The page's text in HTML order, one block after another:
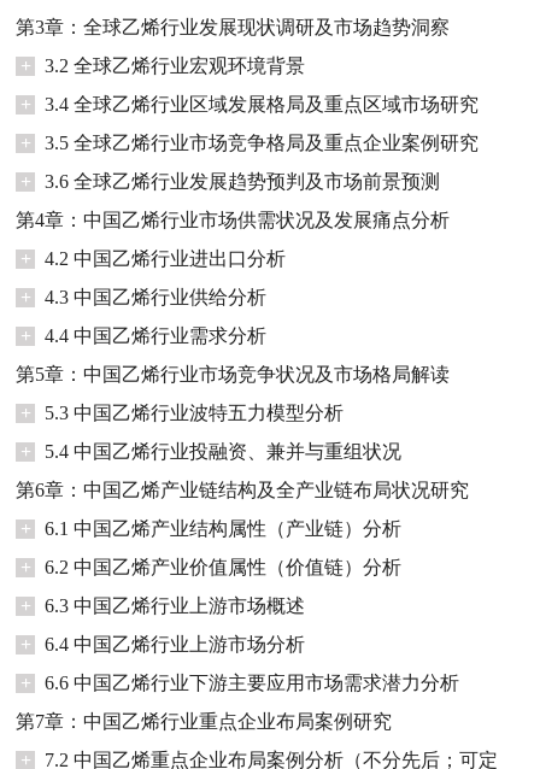
第3章：全球乙烯行业发展现状调研及市场趋势洞察
+
3.2 全球乙烯行业宏观环境背景
+
3.4 全球乙烯行业区域发展格局及重点区域市场研究
+
3.5 全球乙烯行业市场竞争格局及重点企业案例研究
+
3.6 全球乙烯行业发展趋势预判及市场前景预测
第4章：中国乙烯行业市场供需状况及发展痛点分析
+
4.2 中国乙烯行业进出口分析
+
4.3 中国乙烯行业供给分析
+
4.4 中国乙烯行业需求分析
第5章：中国乙烯行业市场竞争状况及市场格局解读
+
5.3 中国乙烯行业波特五力模型分析
+
5.4 中国乙烯行业投融资、兼并与重组状况
第6章：中国乙烯产业链结构及全产业链布局状况研究
+
6.1 中国乙烯产业结构属性（产业链）分析
+
6.2 中国乙烯产业价值属性（价值链）分析
+
6.3 中国乙烯行业上游市场概述
+
6.4 中国乙烯行业上游市场分析
+
6.6 中国乙烯行业下游主要应用市场需求潜力分析
第7章：中国乙烯行业重点企业布局案例研究
+
7.2 中国乙烯重点企业布局案例分析（不分先后；可定